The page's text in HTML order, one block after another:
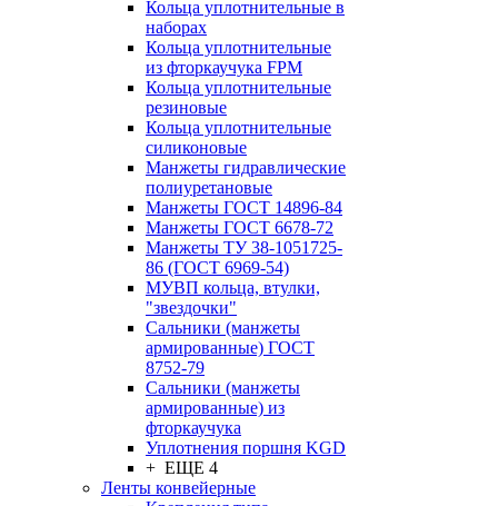
Кольца уплотнительные в
наборах
Кольца уплотнительные
из фторкаучука FPM
Кольца уплотнительные
резиновые
Кольца уплотнительные
силиконовые
Манжеты гидравлические
полиуретановые
Манжеты ГОСТ 14896-84
Манжеты ГОСТ 6678-72
Манжеты ТУ 38-1051725-
86 (ГОСТ 6969-54)
МУВП кольца, втулки,
"звездочки"
Сальники (манжеты
армированные) ГОСТ
8752-79
Сальники (манжеты
армированные) из
фторкаучука
Уплотнения поршня KGD
+ ЕЩЕ 4
Ленты конвейерные